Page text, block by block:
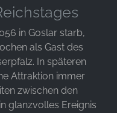
in Goslar starb,
als Gast des
In späteren
Attraktion immer
zwischen den
glanzvolles Ereignis
Website-Nutzung